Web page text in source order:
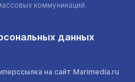
коммуникаций.
данных
на сайт Marimedia.ru